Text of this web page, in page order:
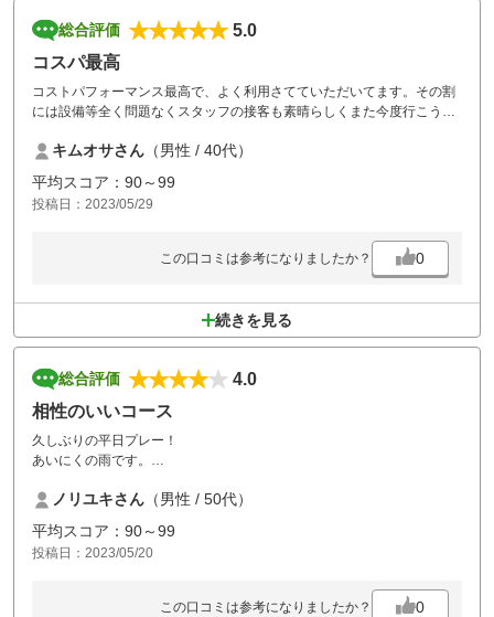
総合評価
5.0
コスパ最高
コストパフォーマンス最高で、よく利用さてていただいてます。その割
には設備等全く問題なくスタッフの接客も素晴らしくまた今度行こうと
私はツーサム利用が多く割と早く周れるのでどうしても前が詰まってし
まいます。今まではそんなに気にならなかったのですが、今回の利用で
前の進行度がすごく遅く詰まりがひどかったです。
キムオサさん （男性 / 40代）
平均スコア：90～99
投稿日：2023/05/29
この口コミは参考になりましたか？ 0
続きを見る
総合評価
4.0
相性のいいコース
久しぶりの平日プレー！
あいにくの雨です。
お料理、飲料系がちょっと高すぎるのが難点。
ノリユキさん （男性 / 50代）
平均スコア：90～99
投稿日：2023/05/20
この口コミは参考になりましたか？ 0